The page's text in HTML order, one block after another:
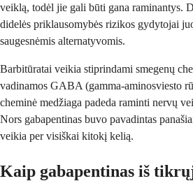
veiklą, todėl jie gali būti gana raminantys.
didelės priklausomybės rizikos gydytojai
saugesnėmis alternatyvomis.
Barbitūratai veikia stiprindami smegenų
vadinamos GABA (gamma-aminosviesto
cheminė medžiaga padeda raminti nervų
Nors gabapentinas buvo pavadintas
veikia per visiškai kitokį kelią.
Kaip gabapentinas iš